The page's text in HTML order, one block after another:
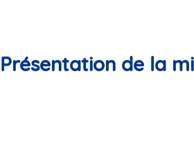
Présentation de la